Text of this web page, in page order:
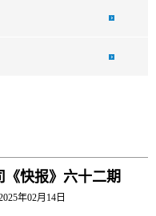
快报》六十二期
年02月14日